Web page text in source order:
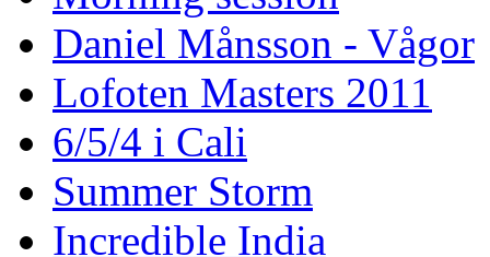
Daniel Månsson - Vågor
Lofoten Masters 2011
6/5/4 i Cali
Summer Storm
Incredible India